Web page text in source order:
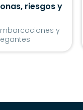
riesgos y
y